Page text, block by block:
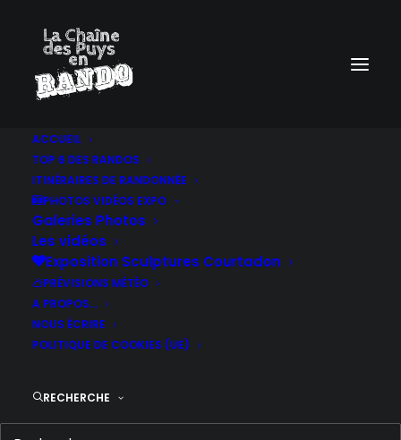
ACCUEIL
TOP 6 DES RANDOS
ITINÉRAIRES DE RANDONNÉE
PHOTOS VIDÉOS EXPO
Galeries Photos
Les vidéos
Exposition Sculptures Courtadon
PRÉVISIONS MÉTÉO
A PROPOS…
NOUS ÉCRIRE
POLITIQUE DE COOKIES (UE)
RECHERCHE